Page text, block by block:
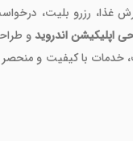
غذا، رزرو بلیت،
اپلیکیشن اندروید
با کیفیت و منحصر به